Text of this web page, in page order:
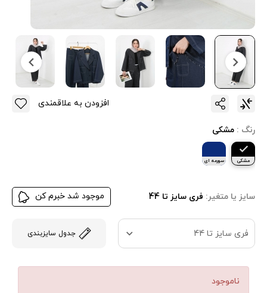
رنگ : مشکی
مشکی سورمه ای
سایز یا متغیر: فری سایز تا 44 موجود شد خبرم کن
فری سایز تا 44 جدول سایزبندی
ناموجود
افزودن به علاقمندی